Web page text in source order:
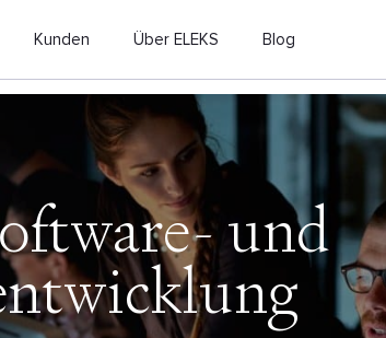
Kunden Über ELEKS Blog
und